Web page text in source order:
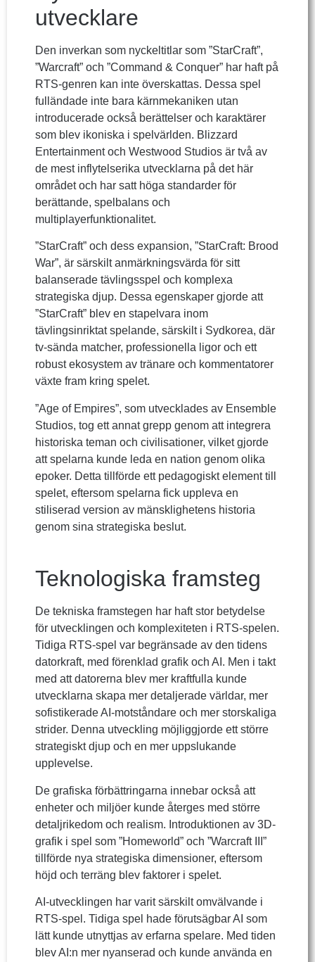
utvecklare
Den inverkan som nyckeltitlar som ”StarCraft”,
”Warcraft” och ”Command & Conquer” har haft på
RTS-genren kan inte överskattas. Dessa spel
fulländade inte bara kärnmekaniken utan
introducerade också berättelser och karaktärer
som blev ikoniska i spelvärlden. Blizzard
Entertainment och Westwood Studios är två av
de mest inflytelserika utvecklarna på det här
området och har satt höga standarder för
berättande, spelbalans och
multiplayerfunktionalitet.
”StarCraft” och dess expansion, ”StarCraft: Brood
War”, är särskilt anmärkningsvärda för sitt
balanserade tävlingsspel och komplexa
strategiska djup. Dessa egenskaper gjorde att
”StarCraft” blev en stapelvara inom
tävlingsinriktat spelande, särskilt i Sydkorea, där
tv-sända matcher, professionella ligor och ett
robust ekosystem av tränare och kommentatorer
växte fram kring spelet.
”Age of Empires”, som utvecklades av Ensemble
Studios, tog ett annat grepp genom att integrera
historiska teman och civilisationer, vilket gjorde
att spelarna kunde leda en nation genom olika
epoker. Detta tillförde ett pedagogiskt element till
spelet, eftersom spelarna fick uppleva en
stiliserad version av mänsklighetens historia
genom sina strategiska beslut.
Teknologiska framsteg
De tekniska framstegen har haft stor betydelse
för utvecklingen och komplexiteten i RTS-spelen.
Tidiga RTS-spel var begränsade av den tidens
datorkraft, med förenklad grafik och AI. Men i takt
med att datorerna blev mer kraftfulla kunde
utvecklarna skapa mer detaljerade världar, mer
sofistikerade AI-motståndare och mer storskaliga
strider. Denna utveckling möjliggjorde ett större
strategiskt djup och en mer uppslukande
upplevelse.
De grafiska förbättringarna innebar också att
enheter och miljöer kunde återges med större
detaljrikedom och realism. Introduktionen av 3D-
grafik i spel som ”Homeworld” och ”Warcraft III”
tillförde nya strategiska dimensioner, eftersom
höjd och terräng blev faktorer i spelet.
AI-utvecklingen har varit särskilt omvälvande i
RTS-spel. Tidiga spel hade förutsägbar AI som
lätt kunde utnyttjas av erfarna spelare. Med tiden
blev AI:n mer nyanserad och kunde använda en